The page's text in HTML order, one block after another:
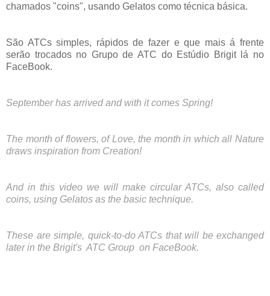
chamados "coins", usando Gelatos como técnica básica.
São ATCs simples, rápidos de fazer e que mais á frente
serão trocados no Grupo de ATC do Estúdio Brigit lá no
FaceBook.
September has arrived and with it comes Spring!
The month of flowers, of Love, the month in which all Nature
draws inspiration from Creation!
And in this video we will make circular ATCs, also called
coins, using Gelatos as the basic technique.
These are simple, quick-to-do ATCs that will be exchanged
later in the Brigit's ATC Group on FaceBook.